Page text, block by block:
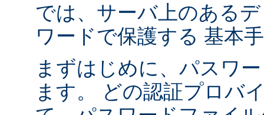
では、サーバ上のある
ワードで保護する 基本
まずはじめに、パスワ
ます。 どの認証プロバ